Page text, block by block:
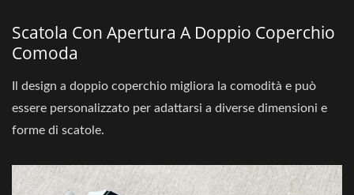
Scatola Con Apertura A Doppio Coperchio
Comoda
Il design a doppio coperchio migliora la comodità e può
essere personalizzato per adattarsi a diverse dimensioni e
forme di scatole.